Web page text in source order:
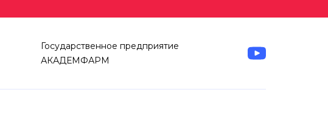
Государственное предприятие
АКАДЕМФАРМ